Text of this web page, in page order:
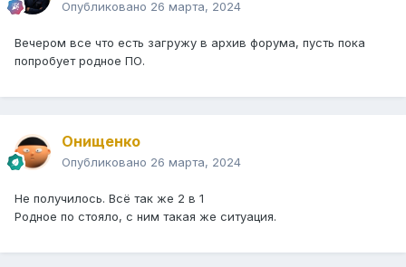
Опубликовано 26 марта, 2024
Вечером все что есть загружу в архив форума, пусть пока
попробует родное ПО.
Онищенко
Опубликовано 26 марта, 2024
Не получилось. Всё так же 2 в 1
Родное по стояло, с ним такая же ситуация.